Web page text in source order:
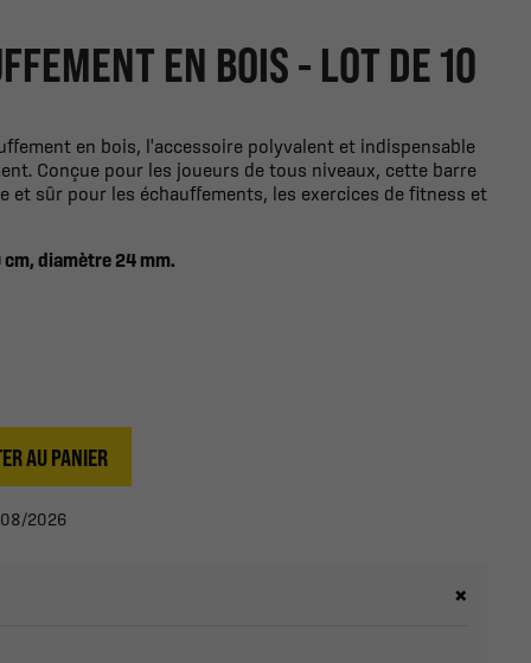
EN BOIS - LOT DE 10
en bois, l'accessoire polyvalent et indispensable
Conçue pour les joueurs de tous niveaux, cette barre
et sûr pour les échauffements, les exercices de fitness et
cm, diamètre 24 mm.
AU PANIER
08/2026